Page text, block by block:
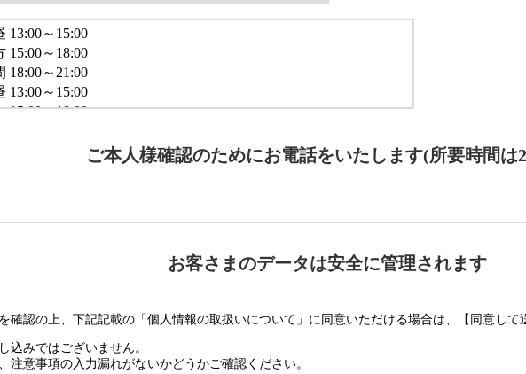
ご本人様確認のためにお電話をいたします(所要時間は
お客さまのデータは安全に管理されます
確認の上、下記記載の「個人情報の取扱いについて」に同意いただける場合は、【同意して
込みではございません。
注意事項の入力漏れがないかどうかご確認ください。